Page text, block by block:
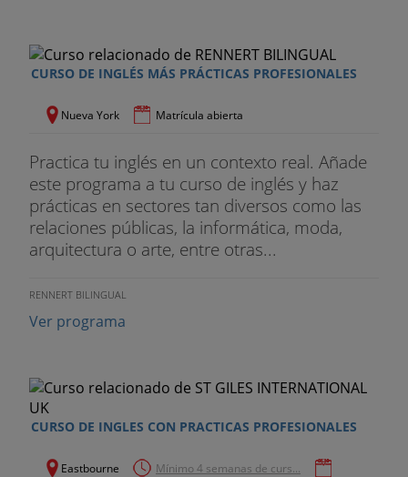
CURSO DE INGLÉS MÁS PRÁCTICAS PROFESIONALES
Nueva York Matrícula abierta
Practica tu inglés en un contexto real. Añade
este programa a tu curso de inglés y haz
prácticas en sectores tan diversos como las
relaciones públicas, la informática, moda,
arquitectura o arte, entre otras...
RENNERT BILINGUAL
Ver programa
CURSO DE INGLES CON PRACTICAS PROFESIONALES
Eastbourne
Mínimo 4 semanas de curs...